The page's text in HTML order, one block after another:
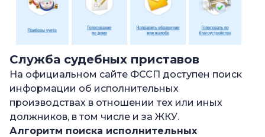
Служба судебных приставов
На официальном сайте ФССП доступен поиск
информации об исполнительных
производствах в отношении тех или иных
должников, в том числе и за ЖКУ.
Алгоритм поиска исполнительных